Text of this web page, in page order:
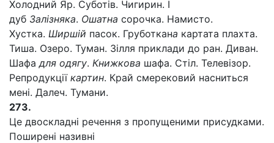
Холодний Яр. Суботів. Чигирин. І
дуб Залізняка. Ошатна сорочка. Намисто.
Хустка. Ширшій пасок. Груботкана картата плахта.
Тиша. Озеро. Туман. Зілля приклади до ран. Диван.
Шафадля одягу. Книжкова шафа. Стіл. Телевізор.
Репродукції картин. Край смерековий насниться
мені. Далеч. Тумани.
273.
Це двоскладні речення з пропущеними присудками.
Поширені називні